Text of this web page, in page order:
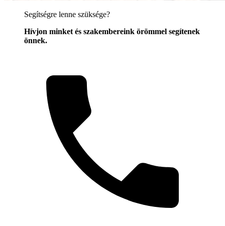
Segítségre lenne szüksége?
Hívjon minket és szakembereink örömmel segítenek
önnek.